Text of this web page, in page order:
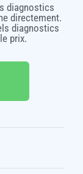
diagnostics
directement.
diagnostics
prix.